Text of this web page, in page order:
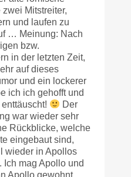
Mitstreiter,
und laufen zu
… Meinung: Nach
bzw.
in der letzten Zeit,
auf dieses
und ein lockerer
ich ich gehofft und
Der
war wieder sehr
Rückblicke, welche
eingebaut sind,
wieder in Apollos
mag Apollo und
Apollo gewohnt